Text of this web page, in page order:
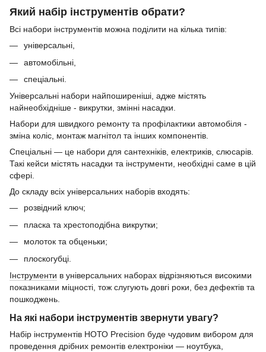
Який набір інструментів обрати?
Всі набори інструментів можна поділити на кілька типів:
універсальні,
автомобільні,
спеціальні.
Універсальні набори найпоширеніші, адже містять
найнеобхідніше - викрутки, змінні насадки.
Набори для швидкого ремонту та профілактики автомобіля -
зміна коліс, монтаж магнітол та інших компонентів.
Спеціальні — це набори для сантехніків, електриків, слюсарів.
Такі кейси містять насадки та інструменти, необхідні саме в цій
сфері.
До складу всіх універсальних наборів входять:
розвідний ключ;
пласка та хрестоподібна викрутки;
молоток та обценьки;
плоскогубці.
Інструменти в універсальних наборах відрізняються високими
показниками міцності, тож слугують довгі роки, без дефектів та
пошкоджень.
На які набори інструментів звернути увагу?
Набір інструментів НОТО Precision буде чудовим вибором для
проведення дрібних ремонтів електроніки — ноутбука,